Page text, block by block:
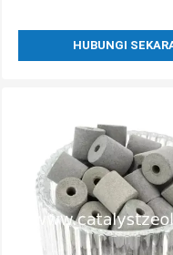
HUBUNGI